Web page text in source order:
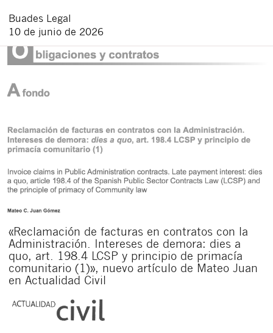
Buades Legal
10 de junio de 2026
«Reclamación de facturas en contratos con la
Administración. Intereses de demora: dies a
quo, art. 198.4 LCSP y principio de primacía
comunitario (1)», nuevo artículo de Mateo Juan
en Actualidad Civil